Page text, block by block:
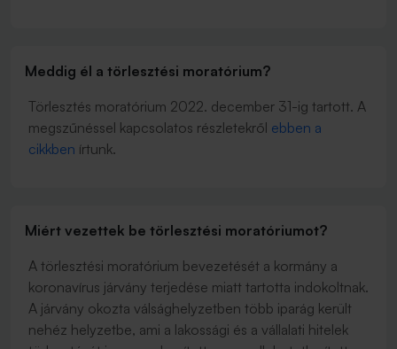
Meddig él a törlesztési moratórium?
Törlesztés moratórium 2022. december 31-ig tartott. A
megszűnéssel kapcsolatos részletekről ebben a
cikkben írtunk.
Miért vezettek be törlesztési moratóriumot?
A törlesztési moratórium bevezetését a kormány a
koronavírus járvány terjedése miatt tartotta indokoltnak.
A járvány okozta válsághelyzetben több iparág került
nehéz helyzetbe, ami a lakossági és a vállalati hitelek